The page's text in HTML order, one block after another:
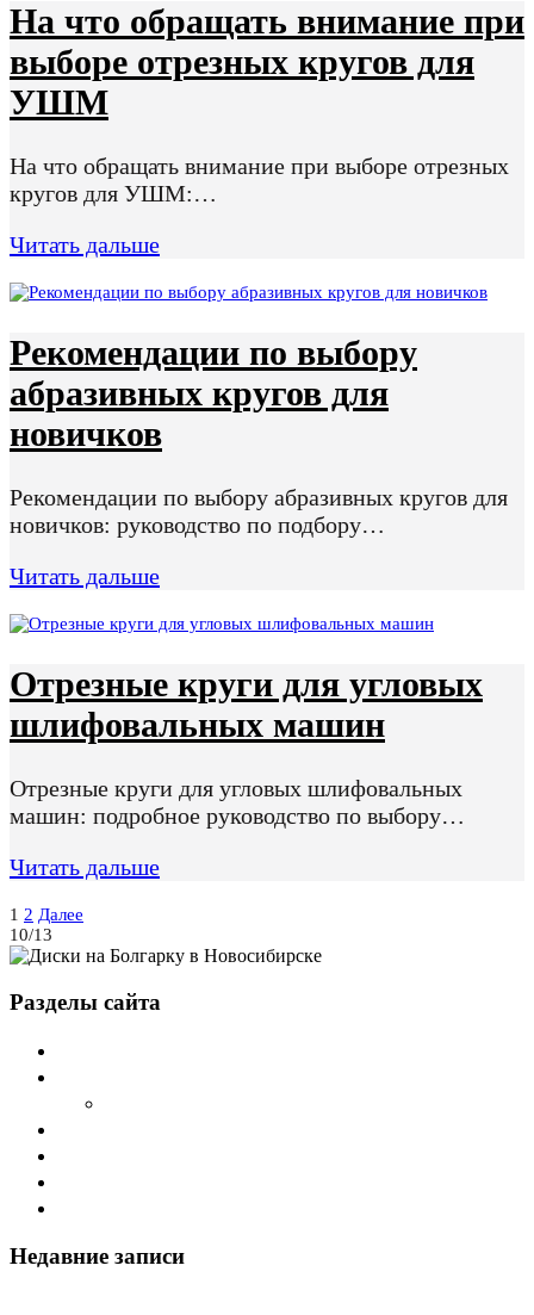
На что обращать внимание при
выборе отрезных кругов для
УШМ
На что обращать внимание при выборе отрезных
кругов для УШМ:…
Читать дальше
Рекомендации по выбору
абразивных кругов для
новичков
Рекомендации по выбору абразивных кругов для
новичков: руководство по подбору…
Читать дальше
Отрезные круги для угловых
шлифовальных машин
Отрезные круги для угловых шлифовальных
машин: подробное руководство по выбору…
Читать дальше
Пагинация
записей
1 2 Далее
10/13
Разделы сайта
Недавние записи